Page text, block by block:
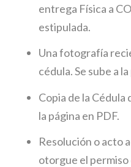
entrega Física a
estipulada.
Una fotografía
cédula. Se sube a
Copia de la Cédula
la página en PDF.
Resolución o acto
otorgue el permiso